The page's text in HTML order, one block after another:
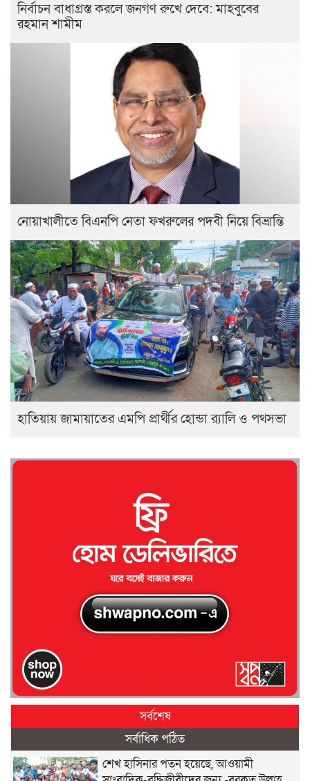
নির্বাচন বাধাগ্রস্ত করলে জনগণ রুখে দেবে: মাহবুবের
রহমান শামীম
নোয়াখালীতে বিএনপি নেতা ফখরুলের পদবী নিয়ে বিভ্রান্তি
হাতিয়ায় জামায়াতের এমপি প্রার্থীর হোন্ডা র‍্যালি ও পথসভা
সর্বশেষ
সর্বাধিক পঠিত
শেখ হাসিনার পতন হয়েছে, আওয়ামী